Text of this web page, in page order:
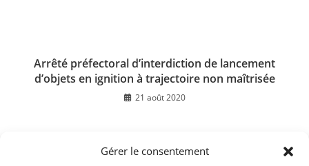
Gérer le consentement
Arrêté préfectoral d’interdiction de lancement
d’objets en ignition à trajectoire non maîtrisée
21 août 2020
Conseil municipal du 08 juillet 2021